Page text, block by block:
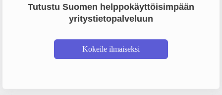
Tutustu Suomen helppokäyttöisimpään
yritystietopalveluun
Kokeile ilmaiseksi